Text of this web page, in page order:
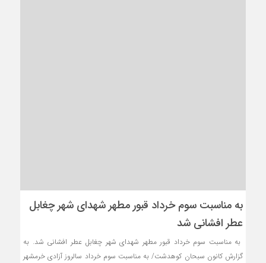
به مناسبت سوم خرداد قبور مطهر شهدای شهر چغابل
عطر افشانی شد
به مناسبت سوم خرداد قبور مطهر شهدای شهر چغابل عطر افشانی شد. به
گزارش کانون سبحان کوهدشت/ به مناسبت سوم خرداد سالروز آزادی خرمشهر